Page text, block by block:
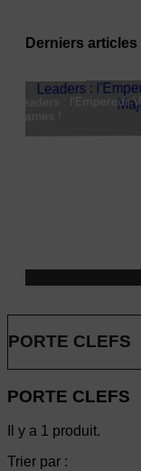
Derniers articles
Leaders : l'Empereur Vermillon débarque chez MajestiKMajestiK Games
attend !
PORTE CLEFS
PORTE CLEFS
Il y a 1 produit.
Trier par :